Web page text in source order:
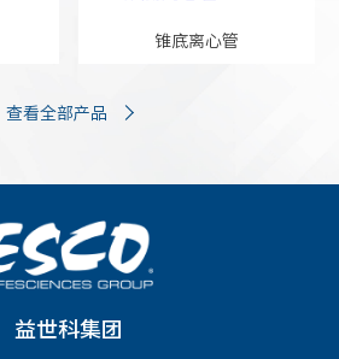
锥底离心管
查看全部产品
益世科集团